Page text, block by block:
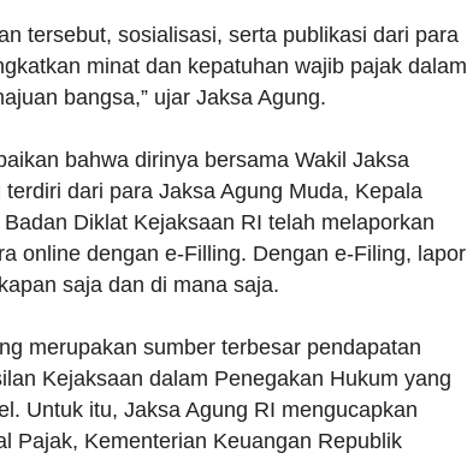
tersebut, sosialisasi, serta publikasi dari para
minat dan kepatuhan wajib pajak dalam
bangsa,” ujar Jaksa Agung.
bahwa dirinya bersama Wakil Jaksa
dari para Jaksa Agung Muda, Kepala
Diklat Kejaksaan RI telah melaporkan
online dengan e-Filling. Dengan e-Filing, lapor
saja dan di mana saja.
merupakan sumber terbesar pendapatan
Kejaksaan dalam Penegakan Hukum yang
Untuk itu, Jaksa Agung RI mengucapkan
Pajak, Kementerian Keuangan Republik